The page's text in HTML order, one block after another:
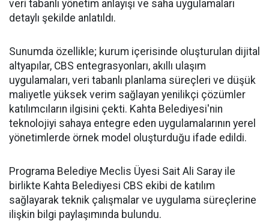
veri tabanlı yönetim anlayışı ve saha uygulamaları
detaylı şekilde anlatıldı.
Sunumda özellikle; kurum içerisinde oluşturulan dijital
altyapılar, CBS entegrasyonları, akıllı ulaşım
uygulamaları, veri tabanlı planlama süreçleri ve düşük
maliyetle yüksek verim sağlayan yenilikçi çözümler
katılımcıların ilgisini çekti. Kahta Belediyesi'nin
teknolojiyi sahaya entegre eden uygulamalarının yerel
yönetimlerde örnek model oluşturduğu ifade edildi.
Programa Belediye Meclis Üyesi Sait Ali Saray ile
birlikte Kahta Belediyesi CBS ekibi de katılım
sağlayarak teknik çalışmalar ve uygulama süreçlerine
ilişkin bilgi paylaşımında bulundu.